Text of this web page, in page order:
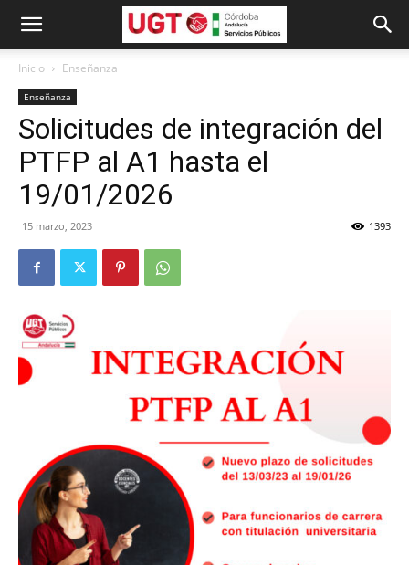
Inicio Enseñanza
Enseñanza
Solicitudes de integración del
PTFP al A1 hasta el
19/01/2026
15 marzo, 2023 1393